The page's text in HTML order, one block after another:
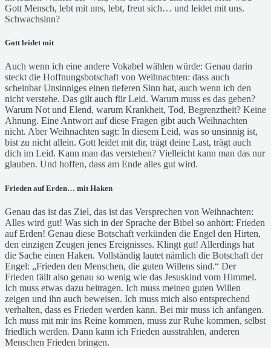
Gott Mensch, lebt mit uns, lebt, freut sich… und leidet mit uns.
Schwachsinn?
Gott leidet mit
Auch wenn ich eine andere Vokabel wählen würde: Genau darin
steckt die Hoffnungsbotschaft von Weihnachten: dass auch
scheinbar Unsinniges einen tieferen Sinn hat, auch wenn ich den
nicht verstehe. Das gilt auch für Leid. Warum muss es das geben?
Warum Not und Elend, warum Krankheit, Tod, Begrenztheit? Keine
Ahnung. Eine Antwort auf diese Fragen gibt auch Weihnachten
nicht. Aber Weihnachten sagt: In diesem Leid, was so unsinnig ist,
bist zu nicht allein. Gott leidet mit dir, trägt deine Last, trägt auch
dich im Leid. Kann man das verstehen? Vielleicht kann man das nur
glauben. Und hoffen, dass am Ende alles gut wird.
Frieden auf Erden… mit Haken
Genau das ist das Ziel, das ist das Versprechen von Weihnachten:
Alles wird gut! Was sich in der Sprache der Bibel so anhört: Frieden
auf Erden! Genau diese Botschaft verkünden die Engel den Hirten,
den einzigen Zeugen jenes Ereignisses. Klingt gut! Allerdings hat
die Sache einen Haken. Vollständig lautet nämlich die Botschaft der
Engel: „Frieden den Menschen, die guten Willens sind.“ Der
Frieden fällt also genau so wenig wie das Jesuskind vom Himmel.
Ich muss etwas dazu beitragen. Ich muss meinen guten Willen
zeigen und ihn auch beweisen. Ich muss mich also entsprechend
verhalten, dass es Frieden werden kann. Bei mir muss ich anfangen.
Ich muss mit mir ins Reine kommen, muss zur Ruhe kommen, selbst
friedlich werden. Dann kann ich Frieden ausstrahlen, anderen
Menschen Frieden bringen.